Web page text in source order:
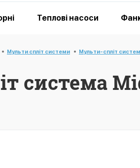
Теплові насоси
Мульти спліт системи Мульти-спліт
система